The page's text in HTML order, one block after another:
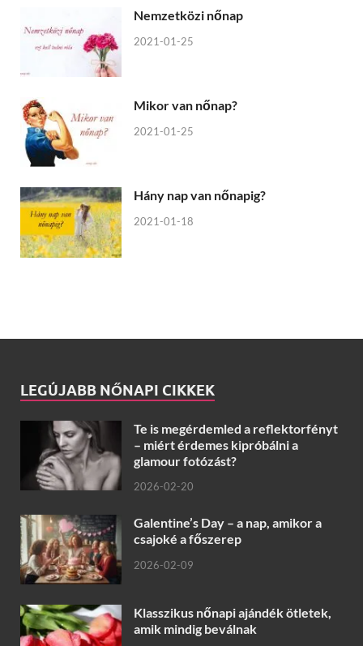
Nemzetközi nőnap
2021-01-25
Mikor van nőnap?
2021-01-25
Hány nap van nőnapig?
2021-01-18
LEGÚJABB NŐNAPI CIKKEK
Te is megérdemled a reflektorfényt
– miért érdemes kipróbálni a
glamour fotózást?
2026-02-20
Galentine’s Day – a nap, amikor a
csajoké a főszerep
2026-02-09
Klasszikus nőnapi ajándék ötletek,
amik mindig beválnak